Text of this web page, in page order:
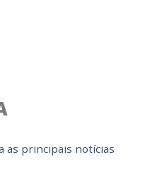
as principais notícias